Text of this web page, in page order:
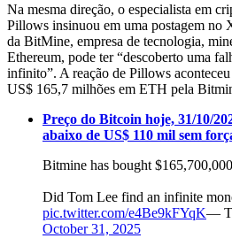
Na mesma direção, o especialista em
Pillows insinuou em uma postagem no
da BitMine, empresa de tecnologia,
Ethereum, pode ter “descoberto uma
infinito”. A reação de Pillows
US$ 165,7 milhões em ETH pela
Preço do Bitcoin hoje, 31/10/
abaixo de US$ 110 mil sem
Bitmine has bought
Did Tom Lee find an infinite
pic.twitter.com/e4Be9kFYqK—
October 31, 2025